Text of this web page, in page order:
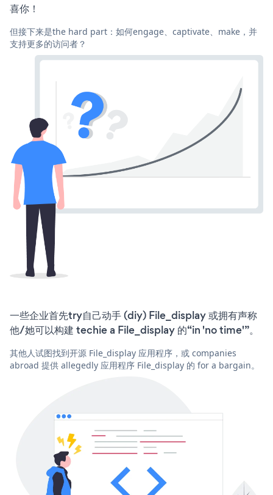
喜你！
但接下来是the hard part：如何engage、captivate、make，并
支持更多的访问者？
一些企业首先try自己动手 (diy) File_display 或拥有声称
他/她可以构建 techie a File_display 的“in 'no time'”。
其他人试图找到开源 File_display 应用程序，或 companies
abroad 提供 allegedly 应用程序 File_display 的 for a bargain。